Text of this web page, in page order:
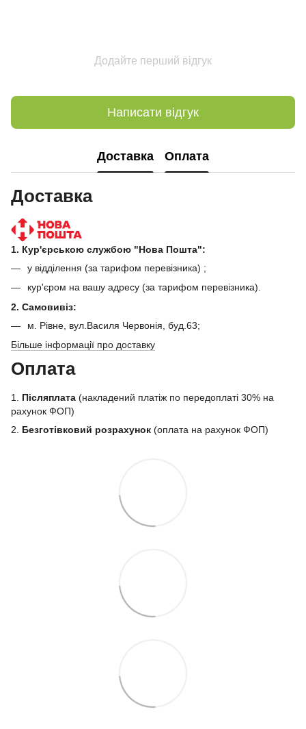
Додайте перший відгук
Написати відгук
Доставка Оплата
Доставка
1. Кур'єрською службою "Нова Пошта":
у відділення (за тарифом перевізника) ;
кур'єром на вашу адресу (за тарифом перевізника).
2. Самовивіз:
м. Рівне, вул.Василя Червонія, буд.63;
Більше інформації про доставку
Оплата
1. Післяплата (накладений платіж по передоплаті 30% на
рахунок ФОП)
2. Безготівковий розрахунок (оплата на рахунок ФОП)